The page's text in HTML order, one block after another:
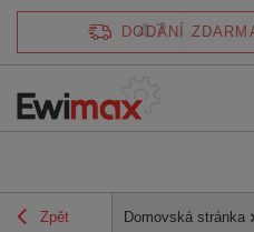
DODÁNÍ
Zpět Domovská stránka
4.7 /5 ověřeno